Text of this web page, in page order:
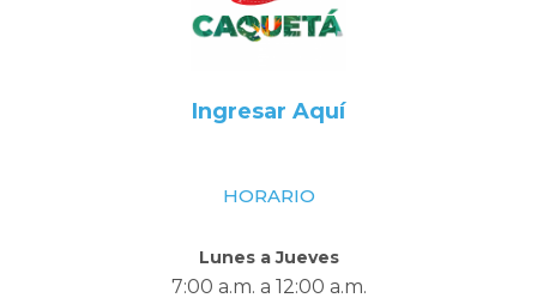
Ingresar Aquí
HORARIO
Lunes a Jueves
7:00 a.m. a 12:00 a.m.